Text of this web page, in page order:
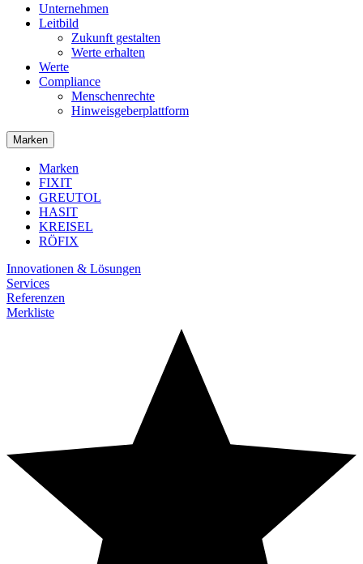
Unternehmen
Leitbild
Zukunft gestalten
Werte erhalten
Werte
Compliance
Menschenrechte
Hinweisgeberplattform
Marken
Marken
FIXIT
GREUTOL
HASIT
KREISEL
RÖFIX
Innovationen & Lösungen
Services
Referenzen
Merkliste